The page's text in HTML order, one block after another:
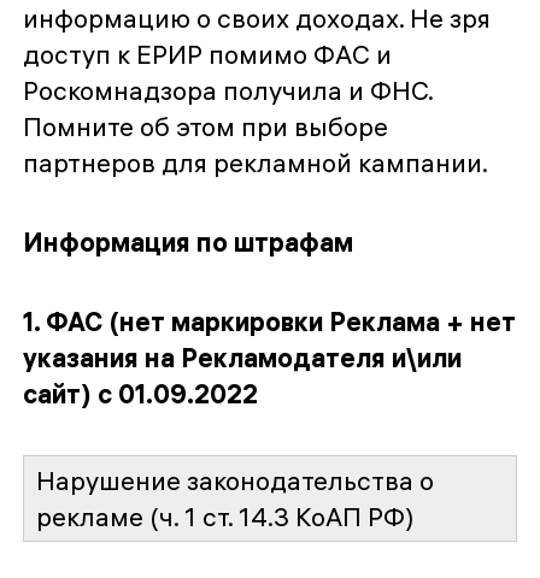
информацию о своих доходах. Не зря
доступ к ЕРИР помимо ФАС и
Роскомнадзора получила и ФНС.
Помните об этом при выборе
партнеров для рекламной кампании.
Информация по штрафам
1. ФАС (нет маркировки Реклама + нет
указания на Рекламодателя и\или
сайт) с 01.09.2022
Нарушение законодательства о
рекламе (ч. 1 ст. 14.3 КоАП РФ)